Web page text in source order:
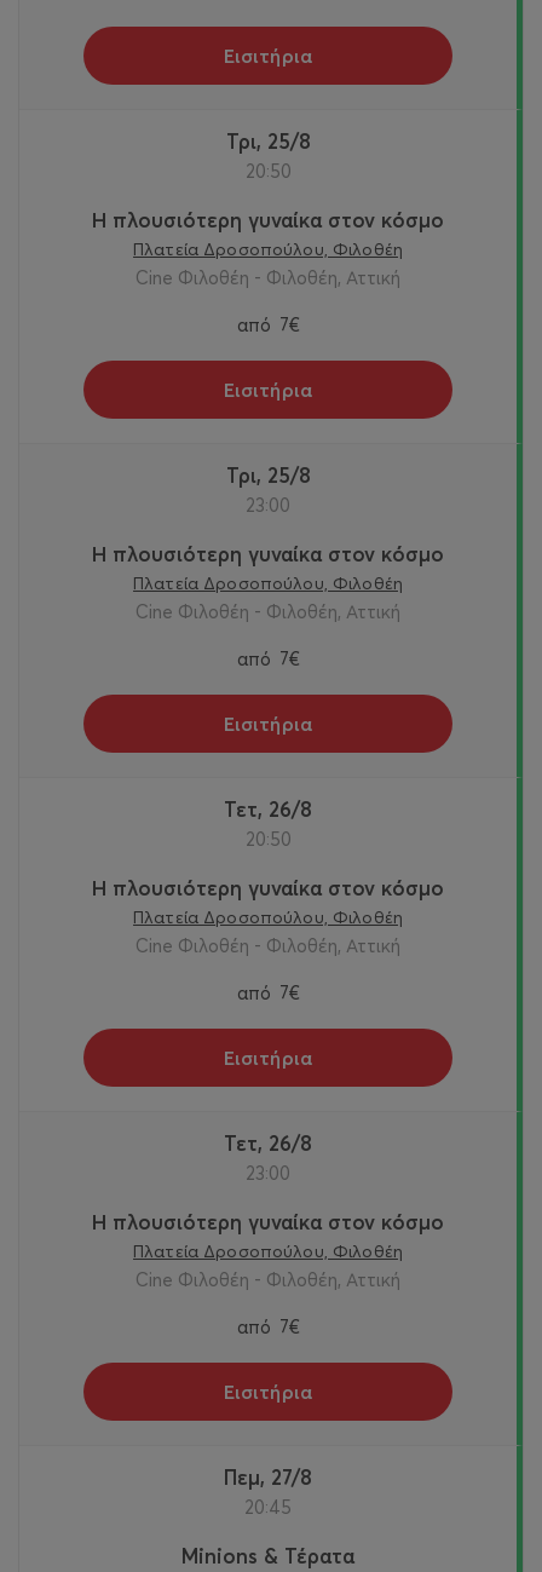
Εισιτήρια
Τρι, 25/8
20:50
Η πλουσιότερη γυναίκα στον κόσμο
Πλατεία Δροσοπούλου, Φιλοθέη
Cine Φιλοθέη - Φιλοθέη, Αττική
από 7€
Εισιτήρια
Τρι, 25/8
23:00
Η πλουσιότερη γυναίκα στον κόσμο
Πλατεία Δροσοπούλου, Φιλοθέη
Cine Φιλοθέη - Φιλοθέη, Αττική
από 7€
Εισιτήρια
Τετ, 26/8
20:50
Η πλουσιότερη γυναίκα στον κόσμο
Πλατεία Δροσοπούλου, Φιλοθέη
Cine Φιλοθέη - Φιλοθέη, Αττική
από 7€
Εισιτήρια
Τετ, 26/8
23:00
Η πλουσιότερη γυναίκα στον κόσμο
Πλατεία Δροσοπούλου, Φιλοθέη
Cine Φιλοθέη - Φιλοθέη, Αττική
από 7€
Εισιτήρια
Πεμ, 27/8
20:45
Minions & Τέρατα